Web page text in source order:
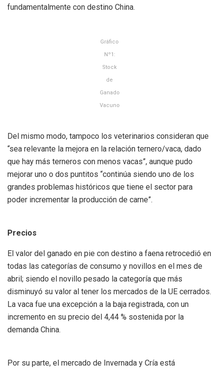
fundamentalmente con destino China.
Gráfico
Nº1:
Stock
de
Ganado
Vacuno
Del mismo modo, tampoco los veterinarios consideran que
“sea relevante la mejora en la relación ternero/vaca, dado
que hay más terneros con menos vacas”, aunque pudo
mejorar uno o dos puntitos “continúa siendo uno de los
grandes problemas históricos que tiene el sector para
poder incrementar la producción de carne”.
Precios
El valor del ganado en pie con destino a faena retrocedió en
todas las categorías de consumo y novillos en el mes de
abril; siendo el novillo pesado la categoría que más
disminuyó su valor al tener los mercados de la UE cerrados.
La vaca fue una excepción a la baja registrada, con un
incremento en su precio del 4,44 % sostenida por la
demanda China.
Por su parte, el mercado de Invernada y Cría está